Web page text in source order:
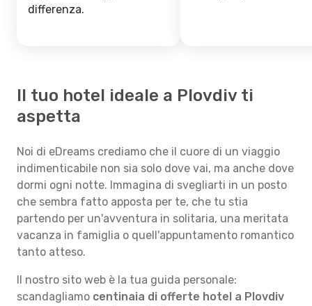
differenza.
Il tuo hotel ideale a Plovdiv ti
aspetta
Noi di eDreams crediamo che il cuore di un viaggio
indimenticabile non sia solo dove vai, ma anche dove
dormi ogni notte. Immagina di svegliarti in un posto
che sembra fatto apposta per te, che tu stia
partendo per un'avventura in solitaria, una meritata
vacanza in famiglia o quell'appuntamento romantico
tanto atteso.
Il nostro sito web è la tua guida personale:
scandagliamo centinaia di offerte hotel a Plovdiv